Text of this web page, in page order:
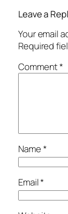
Leave a
Your email
Required
Comment*
Name*
Email*